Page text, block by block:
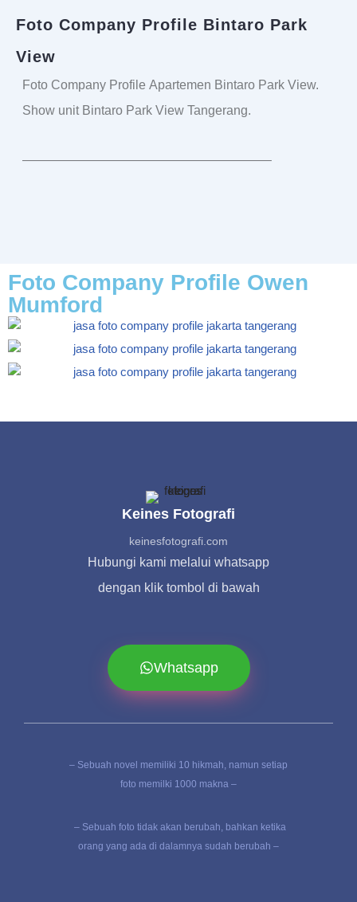
Foto Company Profile Bintaro Park
View
Foto Company Profile Apartemen Bintaro Park View.
Show unit Bintaro Park View Tangerang.
———————————————————–
Foto Company Profile Owen
Mumford
Keines Fotografi
keinesfotografi.com
Hubungi kami melalui whatsapp
dengan klik tombol di bawah
Whatsapp
– Sebuah novel memiliki 10 hikmah, namun setiap
foto memilki 1000 makna –
– Sebuah foto tidak akan berubah, bahkan ketika
orang yang ada di dalamnya sudah berubah –